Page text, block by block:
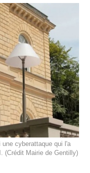
cyberattaque qui l'a
(Crédit Mairie de Gentilly)